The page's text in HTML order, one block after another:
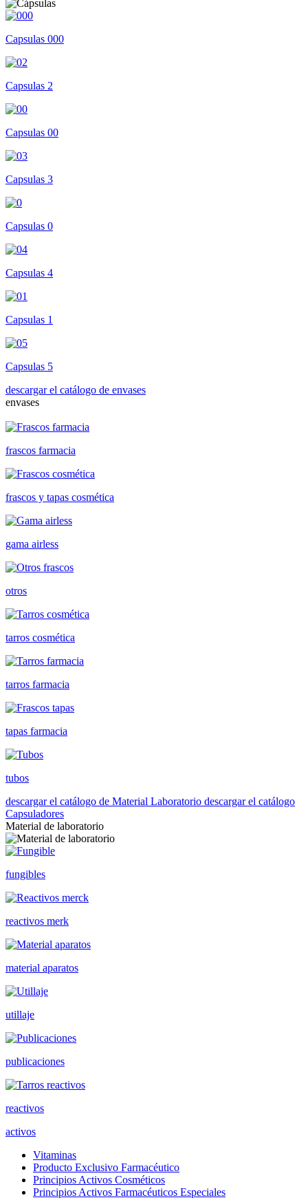
Capsulas 000
Capsulas 2
Capsulas 00
Capsulas 3
Capsulas 0
Capsulas 4
Capsulas 1
Capsulas 5
descargar el catálogo de envases
envases
frascos farmacia
frascos y tapas cosmética
gama airless
otros
tarros cosmética
tarros farmacia
tapas farmacia
tubos
descargar el catálogo de Material Laboratorio descargar el catálogo
Capsuladores
Material de laboratorio
fungibles
reactivos merk
material aparatos
utillaje
publicaciones
reactivos
activos
Vitaminas
Producto Exclusivo Farmacéutico
Principios Activos Cosméticos
Principios Activos Farmacéuticos Especiales